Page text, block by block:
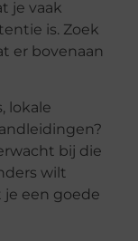
je vaak
is. Zoek
er bovenaan
lokale
bij die
wilt
je een goede